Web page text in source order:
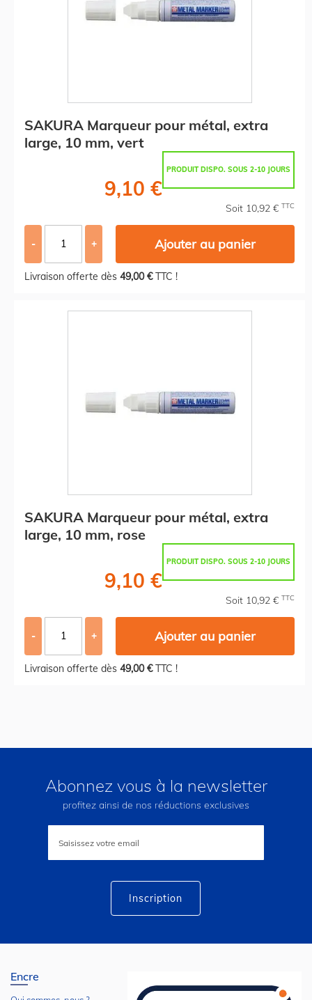
SAKURA Marqueur pour métal, extra
large, 10 mm, vert
PRODUIT DISPO. SOUS 2-10 JOURS
9,10 €
Soit 10,92 € TTC
- + Ajouter au panier
Livraison offerte dès 49,00 €TTC !
SAKURA Marqueur pour métal, extra
large, 10 mm, rose
PRODUIT DISPO. SOUS 2-10 JOURS
9,10 €
Soit 10,92 € TTC
- + Ajouter au panier
Livraison offerte dès 49,00 €TTC !
Abonnez vous à la newsletter
profitez ainsi de nos réductions exclusives
lettre
Inscription
Encre